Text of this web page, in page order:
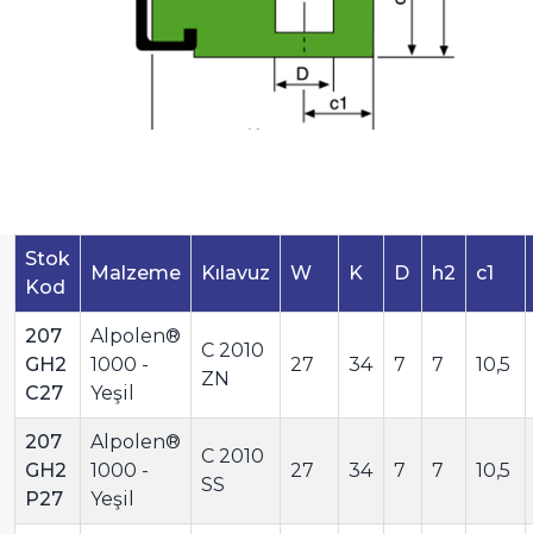
Stok
Kod
Malzeme Kılavuz W K D h2 c1
207
GH2
C27
Alpolen®
1000 -
Yeşil
C 2010
ZN
27 34 7 7 10,5
207
GH2
P27
Alpolen®
1000 -
Yeşil
C 2010
SS
27 34 7 7 10,5